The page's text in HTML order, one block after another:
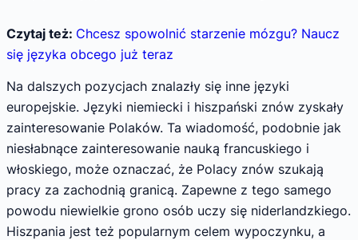
Czytaj też: Chcesz spowolnić starzenie mózgu? Naucz
się języka obcego już teraz
Na dalszych pozycjach znalazły się inne języki
europejskie. Języki niemiecki i hiszpański znów zyskały
zainteresowanie Polaków. Ta wiadomość, podobnie jak
niesłabnące zainteresowanie nauką francuskiego i
włoskiego, może oznaczać, że Polacy znów szukają
pracy za zachodnią granicą. Zapewne z tego samego
powodu niewielkie grono osób uczy się niderlandzkiego.
Hiszpania jest też popularnym celem wypoczynku, a